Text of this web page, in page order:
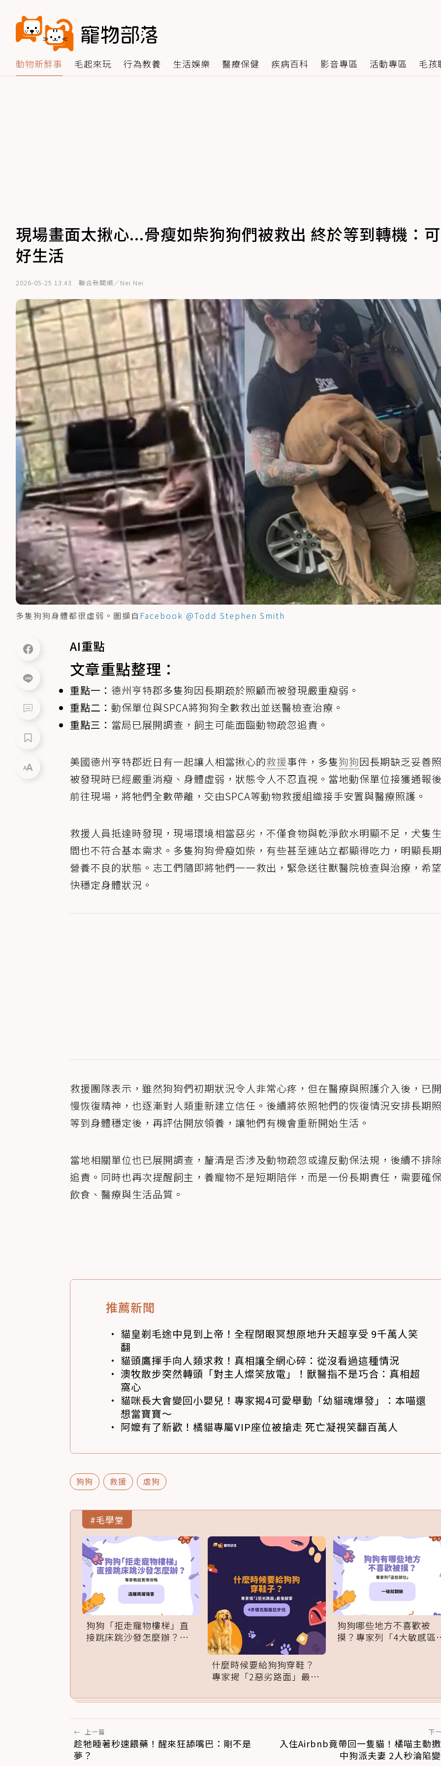
動物新鮮事 毛起來玩 行為教養 生活娛樂 醫療保健 疾病百科 影音專區 活動專區 毛孩
現場畫面太揪心...骨瘦如柴狗狗們被救出 終於等到轉機：
好生活
2026-05-25 13:43 聯合新聞網／Nei Nei
多隻狗狗身體都很虛弱。圖擷自 Facebook @Todd Stephen Smith
AI重點
文章重點整理：
重點一： 德州亨特郡多隻狗因長期疏於照顧而被發現嚴重瘦弱。
重點二： 動保單位與SPCA將狗狗全數救出並送醫檢查治療。
重點三： 當局已展開調查，飼主可能面臨動物疏忽追責。
美國德州亨特郡近日有一起讓人相當揪心的救援事件，多隻狗狗因長期缺乏妥善
被發現時已經嚴重消瘦、身體虛弱，狀態令人不忍直視。當地動保單位接獲通報
前往現場，將牠們全數帶離，交由SPCA等動物救援組織接手安置與醫療照護。
救援人員抵達時發現，現場環境相當惡劣，不僅食物與乾淨飲水明顯不足，犬隻
間也不符合基本需求。多隻狗狗骨瘦如柴，有些甚至連站立都顯得吃力，明顯長
營養不良的狀態。志工們隨即將牠們一一救出，緊急送往獸醫院檢查與治療，希
快穩定身體狀況。
救援團隊表示，雖然狗狗們初期狀況令人非常心疼，但在醫療與照護介入後，已
慢恢復精神，也逐漸對人類重新建立信任。後續將依照牠們的恢復情況安排長期
等到身體穩定後，再評估開放領養，讓牠們有機會重新開始生活。
當地相關單位也已展開調查，釐清是否涉及動物疏忽或違反動保法規，後續不排
追責。同時也再次提醒飼主，養寵物不是短期陪伴，而是一份長期責任，需要確
飲食、醫療與生活品質。
推薦新聞
貓皇剃毛途中見到上帝！全程閉眼冥想原地升天超享受 9千萬人笑
翻
貓頭鷹揮手向人類求救！真相讓全網心碎：從沒看過這種情況
澳牧散步突然轉頭「對主人燦笑放電」！獸醫指不是巧合：真相超
窩心
貓咪長大會變回小嬰兒！專家揭4可愛舉動「幼貓魂爆發」：本喵還
想當寶寶～
阿嬤有了新歡！橘貓專屬VIP座位被搶走 死亡凝視笑翻百萬人
狗狗 救援 虐狗
#毛學堂
狗狗「拒走寵物樓梯」直
接跳床跳沙發怎麼辦？專
什麼時候要給狗狗穿鞋？
專家揭「2惡劣路面」最傷
狗狗哪些地方不喜歡被
摸？專家列「4大敏感區
← 上一篇
趁牠睡著秒速餵藥！醒來狂舔嘴巴：剛不是
夢？
下
入住Airbnb竟帶回一隻貓！橘喵主動
中狗派夫妻 2人秒淪陷